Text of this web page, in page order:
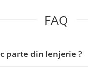
FAQ
parte din lenjerie ?